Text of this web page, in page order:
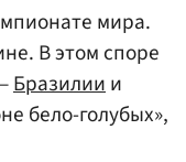
мира.
В этом споре
Бразилиии
бело-голубых»,